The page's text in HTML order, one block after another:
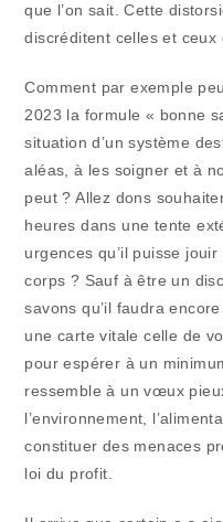
que l’on sait. Cette
discréditent celles et ceux
Comment par exemple
2023 la formule « bonne
situation d’un système
aléas, à les soigner et à
peut ? Allez dons
heures dans une tente
urgences qu’il puisse
corps ? Sauf à être un
savons qu’il faudra
une carte vitale celle de
pour espérer à un
ressemble à un vœux
l’environnement,
constituer des menaces
loi du profit.